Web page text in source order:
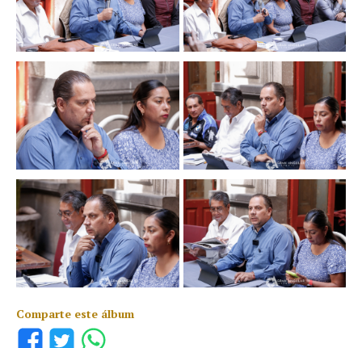
Comparte este álbum